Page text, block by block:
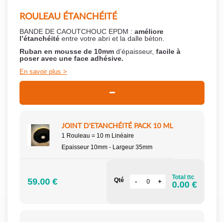
ROULEAU ÉTANCHÉITÉ
BANDE DE CAOUTCHOUC EPDM : améliore
l’étanchéité entre votre abri et la dalle béton.
Ruban en mousse de 10mm d’épaisseur, facile à
poser avec une face adhésive.
En savoir plus
JOINT D'ETANCHÉITÉ PACK 10 ML
1 Rouleau = 10 m Linéaire
Epaisseur 10mm - Largeur 35mm
59.00 € Qté Total ttc
0.00 €